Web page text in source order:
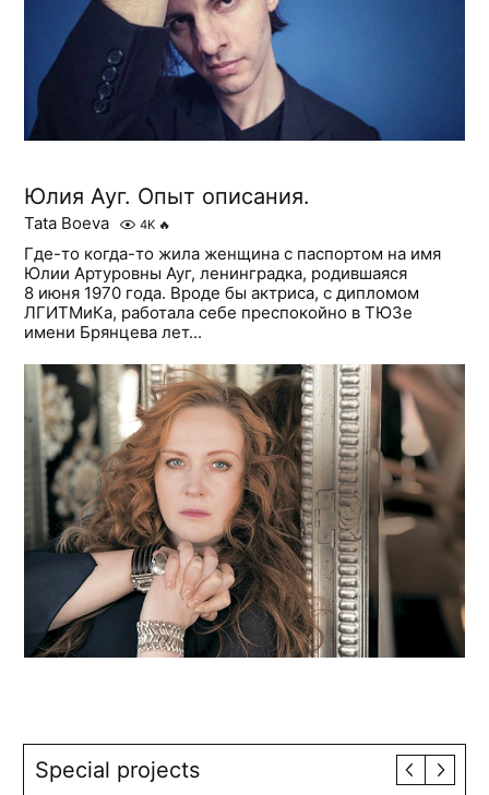
Юлия Ауг. Опыт описания.
Tata Boeva 4K 🔥
Где-то когда-то жила женщина с паспортом на имя
Юлии Артуровны Ауг, ленинградка, родившаяся
8 июня 1970 года. Вроде бы актриса, с дипломом
ЛГИТМиКа, работала себе преспокойно в ТЮЗе
имени Брянцева лет...
Special projects